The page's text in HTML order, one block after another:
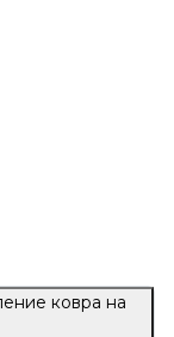
ковра на